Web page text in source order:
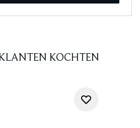
KOCHTEN